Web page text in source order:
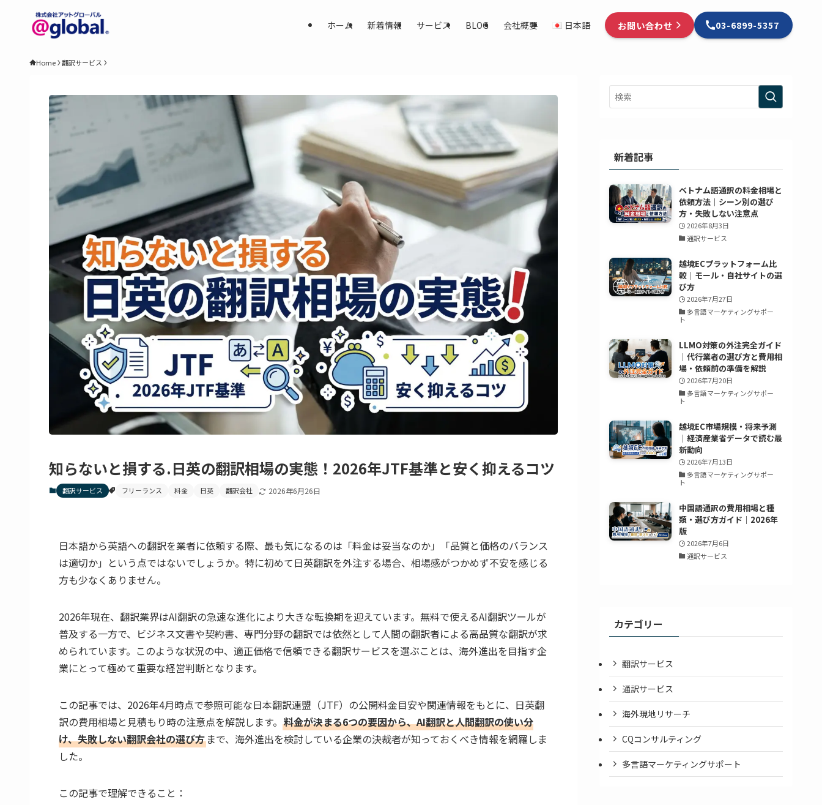
ホーム 新着情報 サービス BLOG 会社概要 日本語 お問い合わせ 03-6899-5357
Home 翻訳サービス
知らないと損する.日英の翻訳相場の実態！2026年JTF基準と安く抑えるコツ
翻訳サービス フリーランス 料金 日英 翻訳会社 2026年6月26日
日本語から英語への翻訳を業者に依頼する際、最も気になるのは「料金は妥当なのか」「品質と価格のバランス
は適切か」という点ではないでしょうか。特に初めて日英翻訳を外注する場合、相場感がつかめず不安を感じる
方も少なくありません。
2026年現在、翻訳業界はAI翻訳の急速な進化により大きな転換期を迎えています。無料で使えるAI翻訳ツールが
普及する一方で、ビジネス文書や契約書、専門分野の翻訳では依然として人間の翻訳者による高品質な翻訳が求
められています。このような状況の中、適正価格で信頼できる翻訳サービスを選ぶことは、海外進出を目指す企
業にとって極めて重要な経営判断となります。
この記事では、2026年4月時点で参照可能な日本翻訳連盟（JTF）の公開料金目安や関連情報をもとに、日英翻
訳の費用相場と見積もり時の注意点を解説します。 料金が決まる6つの要因から、AI翻訳と人間翻訳の使い分
け、失敗しない翻訳会社の選び方 まで、海外進出を検討している企業の決裁者が知っておくべき情報を網羅しま
した。
この記事で理解できること：
新着記事
ベトナム語通訳の料金相場と
依頼方法｜シーン別の選び
方・失敗しない注意点
2026年8月3日
通訳サービス
越境ECプラットフォーム比
較｜モール・自社サイトの選
び方
2026年7月27日
多言語マーケティングサポー
ト
LLMO対策の外注完全ガイド
｜代行業者の選び方と費用相
場・依頼前の準備を解説
2026年7月20日
多言語マーケティングサポー
ト
越境EC市場規模・将来予測
｜経済産業省データで読む最
新動向
2026年7月13日
多言語マーケティングサポー
ト
中国語通訳の費用相場と種
類・選び方ガイド｜2026年
版
2026年7月6日
通訳サービス
カテゴリー
翻訳サービス
通訳サービス
海外現地リサーチ
CQコンサルティング
多言語マーケティングサポート